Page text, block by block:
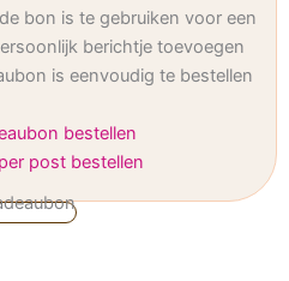
bon is te gebruiken voor een
berichtje toevoegen
is eenvoudig te bestellen
bestellen
post bestellen